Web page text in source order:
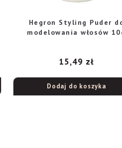
Hegron Styling Puder
modelowania włosów
15,49 zł
Dodaj do koszyka